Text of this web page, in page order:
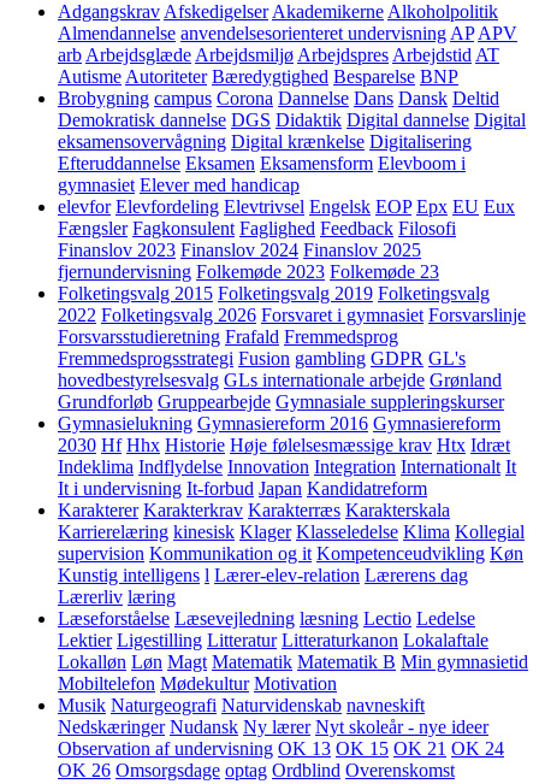
Adgangskrav Afskedigelser Akademikerne Alkoholpolitik
Almendannelse anvendelsesorienteret undervisning AP APV
arb Arbejdsglæde Arbejdsmiljø Arbejdspres Arbejdstid AT
Autisme Autoriteter Bæredygtighed Besparelse BNP
Brobygning campus Corona Dannelse Dans Dansk Deltid
Demokratisk dannelse DGS Didaktik Digital dannelse Digital
eksamensovervågning Digital krænkelse Digitalisering
Efteruddannelse Eksamen Eksamensform Elevboom i
gymnasiet Elever med handicap
elevfor Elevfordeling Elevtrivsel Engelsk EOP Epx EU Eux
Fængsler Fagkonsulent Faglighed Feedback Filosofi
Finanslov 2023 Finanslov 2024 Finanslov 2025
fjernundervisning Folkemøde 2023 Folkemøde 23
Folketingsvalg 2015 Folketingsvalg 2019 Folketingsvalg
2022 Folketingsvalg 2026 Forsvaret i gymnasiet Forsvarslinje
Forsvarsstudieretning Frafald Fremmedsprog
Fremmedsprogsstrategi Fusion gambling GDPR GL's
hovedbestyrelsesvalg GLs internationale arbejde Grønland
Grundforløb Gruppearbejde Gymnasiale suppleringskurser
Gymnasielukning Gymnasiereform 2016 Gymnasiereform
2030 Hf Hhx Historie Høje følelsesmæssige krav Htx Idræt
Indeklima Indflydelse Innovation Integration Internationalt It
It i undervisning It-forbud Japan Kandidatreform
Karakterer Karakterkrav Karakterræs Karakterskala
Karrierelæring kinesisk Klager Klasseledelse Klima Kollegial
supervision Kommunikation og it Kompetenceudvikling Køn
Kunstig intelligens l Lærer-elev-relation Lærerens dag
Lærerliv læring
Læseforståelse Læsevejledning læsning Lectio Ledelse
Lektier Ligestilling Litteratur Litteraturkanon Lokalaftale
Lokalløn Løn Magt Matematik Matematik B Min gymnasietid
Mobiltelefon Mødekultur Motivation
Musik Naturgeografi Naturvidenskab navneskift
Nedskæringer Nudansk Ny lærer Nyt skoleår - nye ideer
Observation af undervisning OK 13 OK 15 OK 21 OK 24
OK 26 Omsorgsdage optag Ordblind Overenskomst